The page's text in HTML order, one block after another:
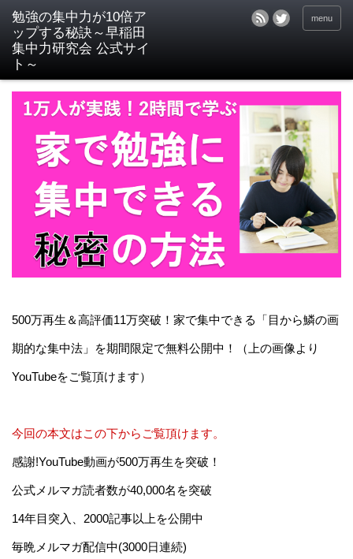
menu
500万再生＆高評価11万突破！家で集中できる「目から鱗の画
期的な集中法」を期間限定で無料公開中！（上の画像より
YouTubeをご覧頂けます）
今回の本文はこの下からご覧頂けます。
感謝!YouTube動画が500万再生を突破！
公式メルマガ読者数が40,000名を突破
14年目突入、2000記事以上を公開中
毎晩メルマガ配信中(3000日連続)